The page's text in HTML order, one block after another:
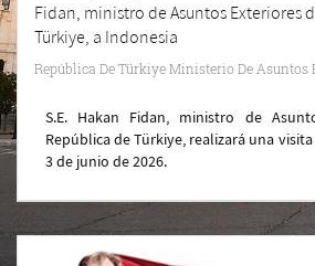
Fidan, ministro de Asuntos Exteriores
Türkiye, a Indonesia
República De Türkiye Ministerio De Asuntos
S.E. Hakan Fidan, ministro de
República de Türkiye, realizará una
3 de junio de 2026.